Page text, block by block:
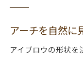
アーチを自然に
アイブロウの形状